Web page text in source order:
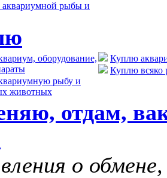
рыбы и
оборудование,
рыбу и
животных
Куплю
Куплю всяко
отдам,
о обмене,